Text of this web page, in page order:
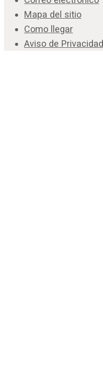
Mapa del sitio
Como llegar
Aviso de Privacidad